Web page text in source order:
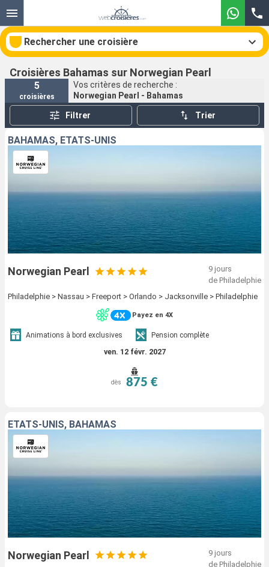
Rechercher une croisière
Nos destinations
Mois de départ
Ports
Rechercher
Croisières Bahamas sur Norwegian Pearl
5
croisières
Vos critères de recherche :
Norwegian Pearl - Bahamas
Filtrer Trier
BAHAMAS, ÉTATS-UNIS
Norwegian Pearl
9 jours
de Philadelphie
Philadelphie > Nassau > Freeport > Orlando > Jacksonville > Philadelphie
Payez en 4X
Animations à bord exclusives Pension complète
ven. 12 févr. 2027
dès 875 €
ÉTATS-UNIS, BAHAMAS
Norwegian Pearl
9 jours
de Philadelphie